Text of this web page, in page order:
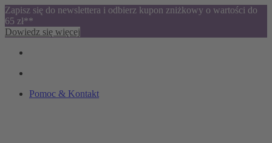
Zapisz się do newslettera i odbierz kupon zniżkowy o wartości do
65 zł**
Dowiedz się więcej
Pomoc & Kontakt